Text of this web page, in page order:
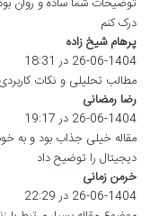
درک کنم
پرهام شیخ زاده
ف
ت
26-06-1404 در 18:31
مطالب تحلیلی و نکات
رضا رمضانی
ف
ت
:
26-06-1404 در 19:17
مقاله خیلی جذاب بود و
دیجیتال را توضیح داد
خرمن زمانی
ف
26-06-1404 در 22:29